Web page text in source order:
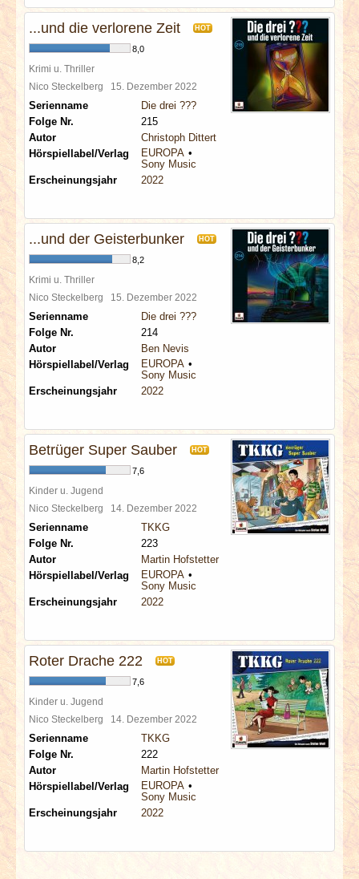
...und die verlorene Zeit HOT
8,0
Krimi u. Thriller
Nico Steckelberg 15. Dezember 2022
Serienname
Die drei ???
Folge Nr.
215
Autor
Christoph Dittert
Hörspiellabel/Verlag
EUROPA
Sony Music
Erscheinungsjahr
2022
...und der Geisterbunker HOT
8,2
Krimi u. Thriller
Nico Steckelberg 15. Dezember 2022
Serienname
Die drei ???
Folge Nr.
214
Autor
Ben Nevis
Hörspiellabel/Verlag
EUROPA
Sony Music
Erscheinungsjahr
2022
Betrüger Super Sauber HOT
7,6
Kinder u. Jugend
Nico Steckelberg 14. Dezember 2022
Serienname
TKKG
Folge Nr.
223
Autor
Martin Hofstetter
Hörspiellabel/Verlag
EUROPA
Sony Music
Erscheinungsjahr
2022
Roter Drache 222 HOT
7,6
Kinder u. Jugend
Nico Steckelberg 14. Dezember 2022
Serienname
TKKG
Folge Nr.
222
Autor
Martin Hofstetter
Hörspiellabel/Verlag
EUROPA
Sony Music
Erscheinungsjahr
2022